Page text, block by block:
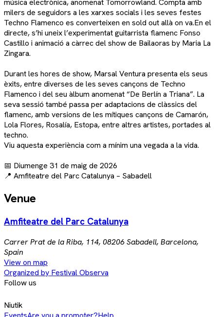
música electrònica, anomenat Tomorrowland. Compta amb
milers de seguidors a les xarxes socials i les seves festes
Techno Flamenco es converteixen en sold out allà on va.En el
directe, s’hi uneix l’experimentat guitarrista flamenc Fonso
Castillo i animació a càrrec del show de Bailaoras by Maria La
Zingara.
Durant les hores de show, Marsal Ventura presenta els seus
èxits, entre diverses de les seves cançons de Techno
Flamenco i del seu àlbum anomenat “De Berlín a Triana”. La
seva sessió també passa per adaptacions de clàssics del
flamenc, amb versions de les mítiques cançons de Camarón,
Lola Flores, Rosalía, Estopa, entre altres artistes, portades al
techno.
Viu aquesta experiència com a mínim una vegada a la vida.
📅 Diumenge 31 de maig de 2026
📍 Amfiteatre del Parc Catalunya – Sabadell
Venue
Amfiteatre del Parc Catalunya
Carrer Prat de la Riba, 114, 08206 Sabadell, Barcelona,
Spain
View on map
Organized by Festival Observa
Follow us
Niutik